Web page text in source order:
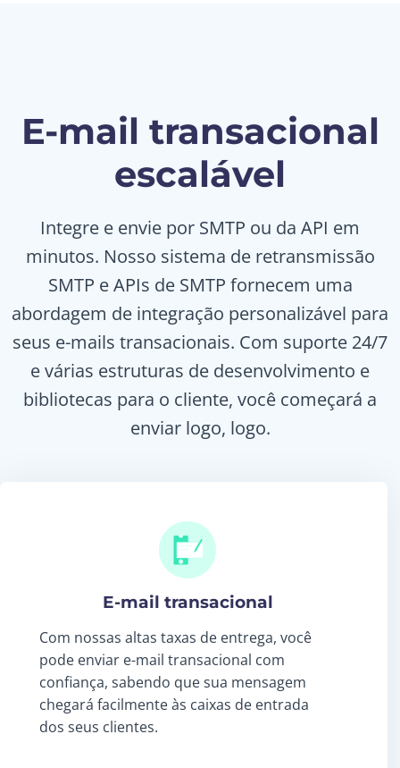
E-mail transacional
escalável
Integre e envie por SMTP ou da API em
minutos. Nosso sistema de retransmissão
SMTP e APIs de SMTP fornecem uma
abordagem de integração personalizável para
seus e-mails transacionais. Com suporte 24/7
e várias estruturas de desenvolvimento e
bibliotecas para o cliente, você começará a
enviar logo, logo.
E-mail transacional
Com nossas altas taxas de entrega, você
pode enviar e-mail transacional com
confiança, sabendo que sua mensagem
chegará facilmente às caixas de entrada
dos seus clientes.